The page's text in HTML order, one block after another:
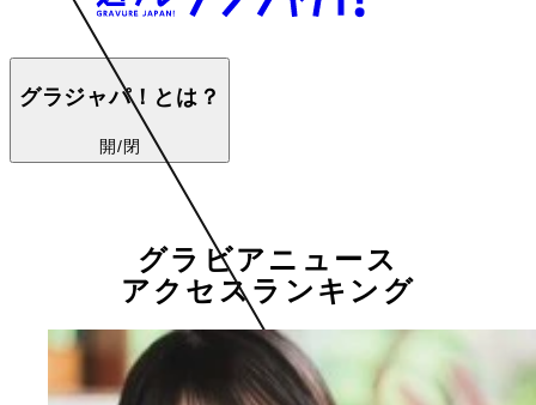
グラジャパ！とは？
開/閉
グラビアニュース
アクセスランキング